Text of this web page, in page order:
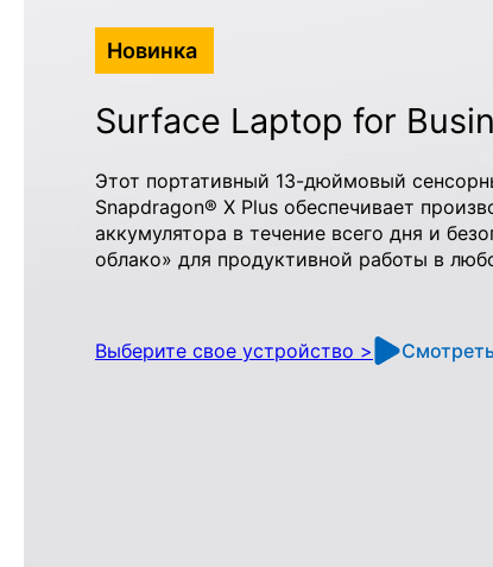
Новинка
Surface Laptop for
Этот портативный 13-дюймовый
Snapdragon® X Plus обеспечивает
аккумулятора в течение всего дня и
облако» для продуктивной работы в
Выберите свое устройство >